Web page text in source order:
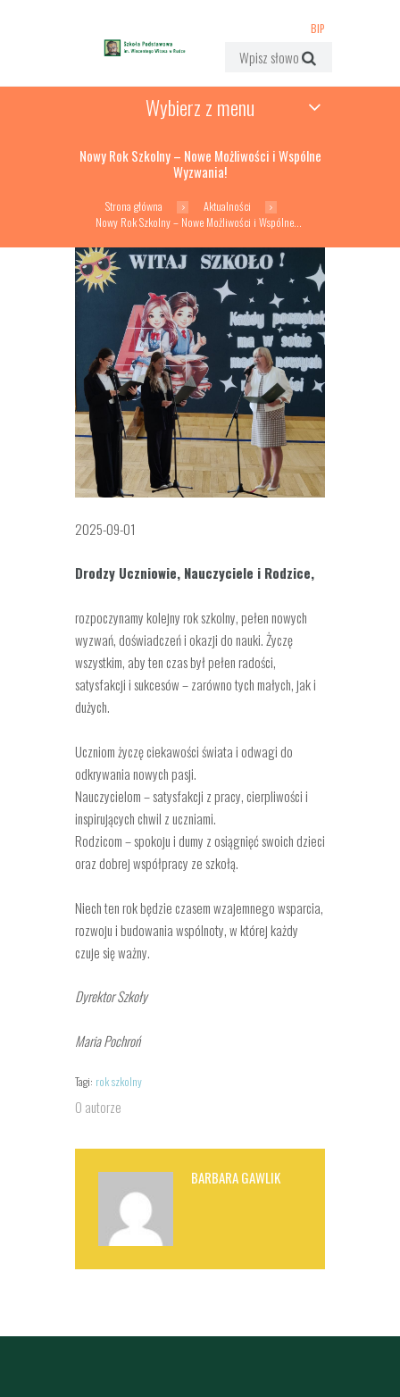
BIP
Wybierz z menu
Nowy Rok Szkolny – Nowe Możliwości i Wspólne
Wyzwania!
Strona główna
Aktualności
Nowy Rok Szkolny – Nowe Możliwości i Wspólne...
2025-09-01
Drodzy Uczniowie, Nauczyciele i Rodzice,
rozpoczynamy kolejny rok szkolny, pełen nowych
wyzwań, doświadczeń i okazji do nauki. Życzę
wszystkim, aby ten czas był pełen radości,
satysfakcji i sukcesów – zarównotych małych, jak i
dużych.
Uczniom życzę ciekawości świata i odwagi do
odkrywania nowych pasji.
Nauczycielom – satysfakcji z pracy, cierpliwości i
inspirujących chwil z uczniami.
Rodzicom – spokoju i dumy z osiągnięć swoich dzieci
oraz dobrej współpracy ze szkołą.
Niech ten rok będzie czasem wzajemnego wsparcia,
rozwoju i budowania wspólnoty, w której każdy
czuje się ważny.
Dyrektor Szkoły
Maria Pochroń
Tagi: rok szkolny
O autorze
BARBARA GAWLIK